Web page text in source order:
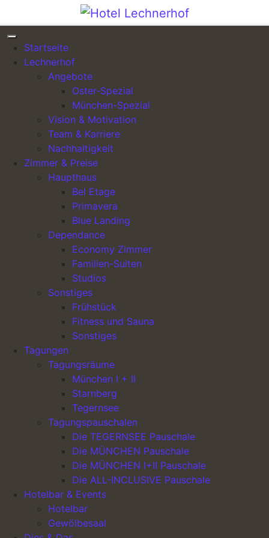
Direkt zum Inhalt wechseln
Hauptnavigation
Startseite
Lechnerhof
Angebote
Oster-Spezial
München-Spezial
Vision & Motivation
Team & Karriere
Nachhaltigkeit
Zimmer & Preise
Haupthaus
Bel Etage
Primavera
Blue Landing
Dependance
Economy Zimmer
Familien-Suiten
Studios
Sonstiges
Frühstück
Fitness und Sauna
Sonstiges
Tagungen
Tagungsräume
München I + II
Starnberg
Tegernsee
Tagungspauschalen
Die TEGERNSEE Pauschale
Die MÜNCHEN Pauschale
Die MÜNCHEN I+II Pauschale
Die ALL-INCLUSIVE Pauschale
Hotelbar & Events
Hotelbar
Gewölbesaal
Kategorie:Zimmer – Familie
Galerie – Familien-Suiten – Bild 1
Veröffentlicht am12. Januar 2023
lechnerhof_admin
Weiterlesen…from Galerie – Familien-Suiten – Bild 1
Veröffentlicht inZimmer - Familie
Team & Karriere
Oster-Spezial
München-Spezial
Datenschutzrichtlinie
Oster-Spezial
München-Spezial
Kontakt